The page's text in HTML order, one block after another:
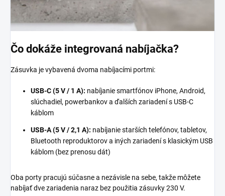
Čo dokáže integrovaná nabíjačka?
Zásuvka je vybavená dvoma nabíjacími portmi:
USB-C (5 V / 1 A): nabíjanie smartfónov iPhone, Android,
slúchadiel, powerbankov a ďalších zariadení s USB-C
káblom
USB-A (5 V / 2,1 A): nabíjanie starších telefónov, tabletov,
Bluetooth reproduktorov a iných zariadení s klasickým USB
káblom (bez prenosu dát)
Oba porty pracujú súčasne a nezávisle na sebe, takže môžete
nabíjať dve zariadenia naraz bez použitia zásuvky 230 V.